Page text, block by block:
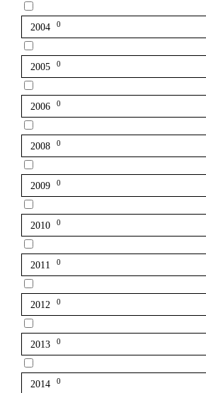
2004 0
2005 0
2006 0
2008 0
2009 0
2010 0
2011 0
2012 0
2013 0
2014 0